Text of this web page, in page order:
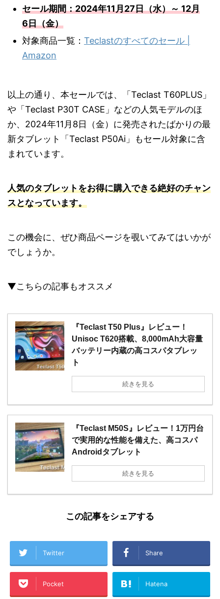
セール期間：2024年11月27日（水）～ 12月
6日（金）
対象商品一覧： Teclastのすべてのセール |
Amazon
以上の通り、本セールでは、「Teclast T60PLUS」
や「Teclast P30T CASE」などの人気モデルのほ
か、2024年11月8日（金）に発売されたばかりの最
新タブレット「Teclast P50Ai」もセール対象に含
まれています。
人気のタブレットをお得に購入できる絶好のチャン
スとなっています。
この機会に、ぜひ商品ページを覗いてみてはいかが
でしょうか。
▼こちらの記事もオススメ
『Teclast T50 Plus』レビュー！
Unisoc T620搭載、8,000mAh大容量
バッテリー内蔵の高コスパタブレッ
ト
続きを見る
『Teclast M50S』レビュー！1万円台
で実用的な性能を備えた、高コスパ
Androidタブレット
続きを見る
この記事をシェアする
Twitter Share
Pocket Hatena